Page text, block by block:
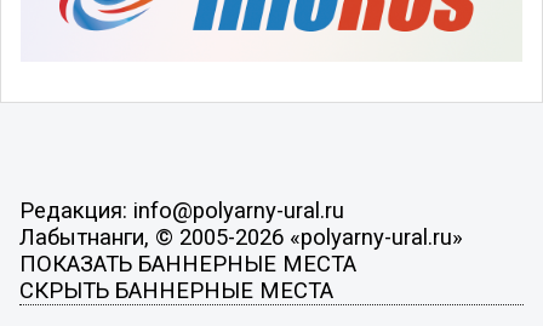
Редакция: info@polyarny-ural.ru
Лабытнанги, © 2005-2026 «polyarny-ural.ru»
ПОКАЗАТЬ БАННЕРНЫЕ МЕСТА
СКРЫТЬ БАННЕРНЫЕ МЕСТА